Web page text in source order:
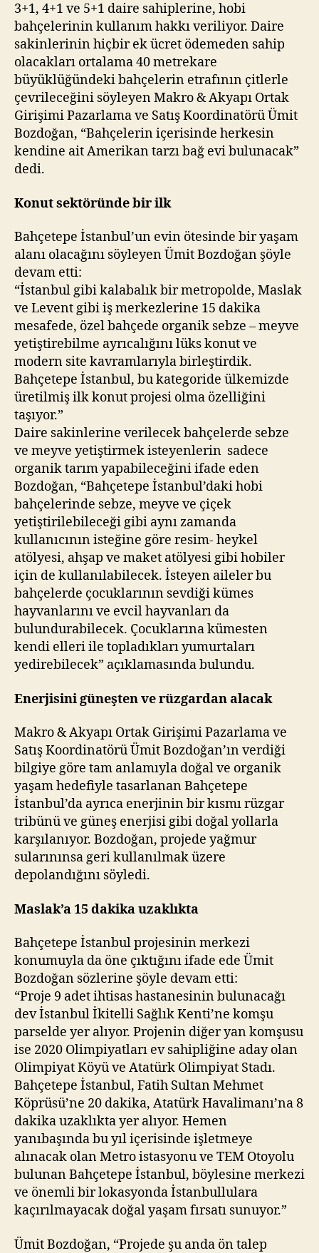
3+1, 4+1 ve 5+1 daire sahiplerine, hobi
bahçelerinin kullanım hakkı veriliyor. Daire
sakinlerinin hiçbir ek ücret ödemeden sahip
olacakları ortalama 40 metrekare
büyüklüğündeki bahçelerin etrafının çitlerle
çevrileceğini söyleyen Makro & Akyapı Ortak
Girişimi Pazarlama ve Satış Koordinatörü Ümit
Bozdoğan, “Bahçelerin içerisinde herkesin
kendine ait Amerikan tarzı bağ evi bulunacak”
dedi.
Konut sektöründe bir ilk
Bahçetepe İstanbul’un evin ötesinde bir yaşam
alanı olacağını söyleyen Ümit Bozdoğan şöyle
devam etti:
“İstanbul gibi kalabalık bir metropolde, Maslak
ve Levent gibi iş merkezlerine 15 dakika
mesafede, özel bahçede organik sebze – meyve
yetiştirebilme ayrıcalığını lüks konut ve
modern site kavramlarıyla birleştirdik.
Bahçetepe İstanbul, bu kategoride ülkemizde
üretilmiş ilk konut projesi olma özelliğini
taşıyor.”
Daire sakinlerine verilecek bahçelerde sebze
ve meyve yetiştirmek isteyenlerin sadece
organik tarım yapabileceğini ifade eden
Bozdoğan, “Bahçetepe İstanbul’daki hobi
bahçelerinde sebze, meyve ve çiçek
yetiştirilebileceği gibi aynı zamanda
kullanıcının isteğine göre resim- heykel
atölyesi, ahşap ve maket atölyesi gibi hobiler
için de kullanılabilecek. İsteyen aileler bu
bahçelerde çocuklarının sevdiği kümes
hayvanlarını ve evcil hayvanları da
bulundurabilecek. Çocuklarına kümesten
kendi elleri ile topladıkları yumurtaları
yedirebilecek” açıklamasında bulundu.
Enerjisini güneşten ve rüzgardan alacak
Makro & Akyapı Ortak Girişimi Pazarlama ve
Satış Koordinatörü Ümit Bozdoğan’ın verdiği
bilgiye göre tam anlamıyla doğal ve organik
yaşam hedefiyle tasarlanan Bahçetepe
İstanbul’da ayrıca enerjinin bir kısmı rüzgar
tribünü ve güneş enerjisi gibi doğal yollarla
karşılanıyor. Bozdoğan, projede yağmur
sularınınsa geri kullanılmak üzere
depolandığını söyledi.
Maslak’a 15 dakika uzaklıkta
Bahçetepe İstanbul projesinin merkezi
konumuyla da öne çıktığını ifade ede Ümit
Bozdoğan sözlerine şöyle devam etti:
“Proje 9 adet ihtisas hastanesinin bulunacağı
dev İstanbul İkitelli Sağlık Kenti’ne komşu
parselde yer alıyor. Projenin diğer yan komşusu
ise 2020 Olimpiyatları ev sahipliğine aday olan
Olimpiyat Köyü ve Atatürk Olimpiyat Stadı.
Bahçetepe İstanbul, Fatih Sultan Mehmet
Köprüsü’ne 20 dakika, Atatürk Havalimanı’na 8
dakika uzaklıkta yer alıyor. Hemen
yanıbaşında bu yıl içerisinde işletmeye
alınacak olan Metro istasyonu ve TEM Otoyolu
bulunan Bahçetepe İstanbul, böylesine merkezi
ve önemli bir lokasyonda İstanbullulara
kaçırılmayacak doğal yaşam fırsatı sunuyor.”
Ümit Bozdoğan, “Projede şu anda ön talep